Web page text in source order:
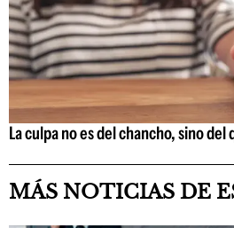
La culpa no es del chancho, sino del
MÁS NOTICIAS DE